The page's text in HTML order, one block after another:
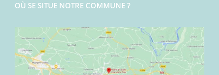
OÙ SE SITUE NOTRE COMMUNE ?